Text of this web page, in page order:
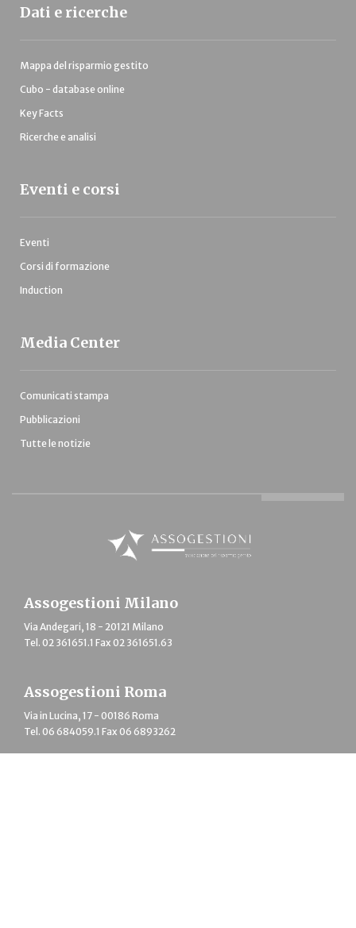
Dati e ricerche
Mappa del risparmio gestito
Cubo - database online
Key Facts
Ricerche e analisi
Eventi e corsi
Eventi
Corsi di formazione
Induction
Media Center
Comunicati stampa
Pubblicazioni
Tutte le notizie
Assogestioni Milano
Via Andegari, 18 - 20121 Milano
Tel. 02 361651.1 Fax 02 361651.63
Assogestioni Roma
Via in Lucina, 17 - 00186 Roma
Tel. 06 684059.1 Fax 06 6893262